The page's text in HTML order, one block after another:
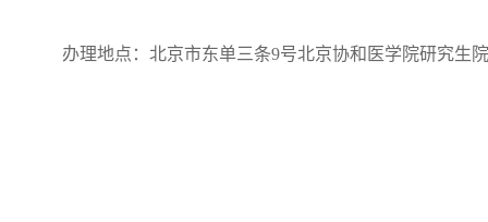
办理地点：北京市东单三条9号北京协和医学院研究生院